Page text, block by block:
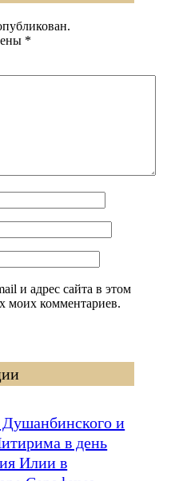
*
и адрес сайта в этом
моих комментариев.
и
в день
Илии в